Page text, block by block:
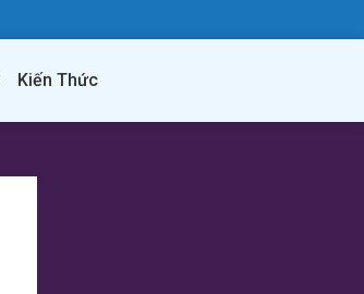
Kiến Thức